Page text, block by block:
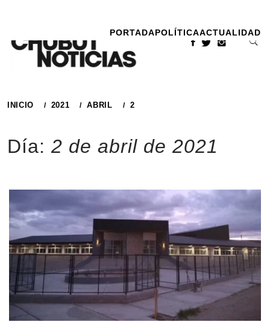
contenido
PORTADAPOLÍTICAACTUALIDAD
INICIO 2021 ABRIL 2
Día: 2 de abril de 2021